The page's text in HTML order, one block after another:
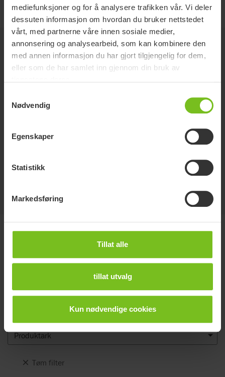
mediefunksjoner og for å analysere trafikken vår. Vi deler
dessuten informasjon om hvordan du bruker nettstedet
vårt, med partnerne våre innen sosiale medier,
annonsering og analysearbeid, som kan kombinere den
med annen informasjon du har gjort tilgjengelig for dem,
eller som de har samlet inn gjennom din bruk av
Nødvendig
Egenskaper
Statistikk
Markedsføring
Tillat alle
tillat utvalg
Kun nødvendige cookies
Tilbehør
For trykkfølsomme brukere. EvoSling Soft
Padding er trykkavlastende polstringshylser som
forlenge løftebåndet, eller for å holde sammen
Nedlasting av brukermanualer er kun ment for hensiktsmessige
formål. De aktuelle produktene kan endres uten forvarsel, og leserens
artikkelnummer mot riktig oversettelse i brukermanualen.
Produktark
Tøm filter